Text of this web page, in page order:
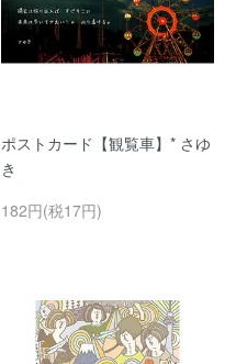
ポストカード【観覧車】* さゆ
き
182円(税17円)